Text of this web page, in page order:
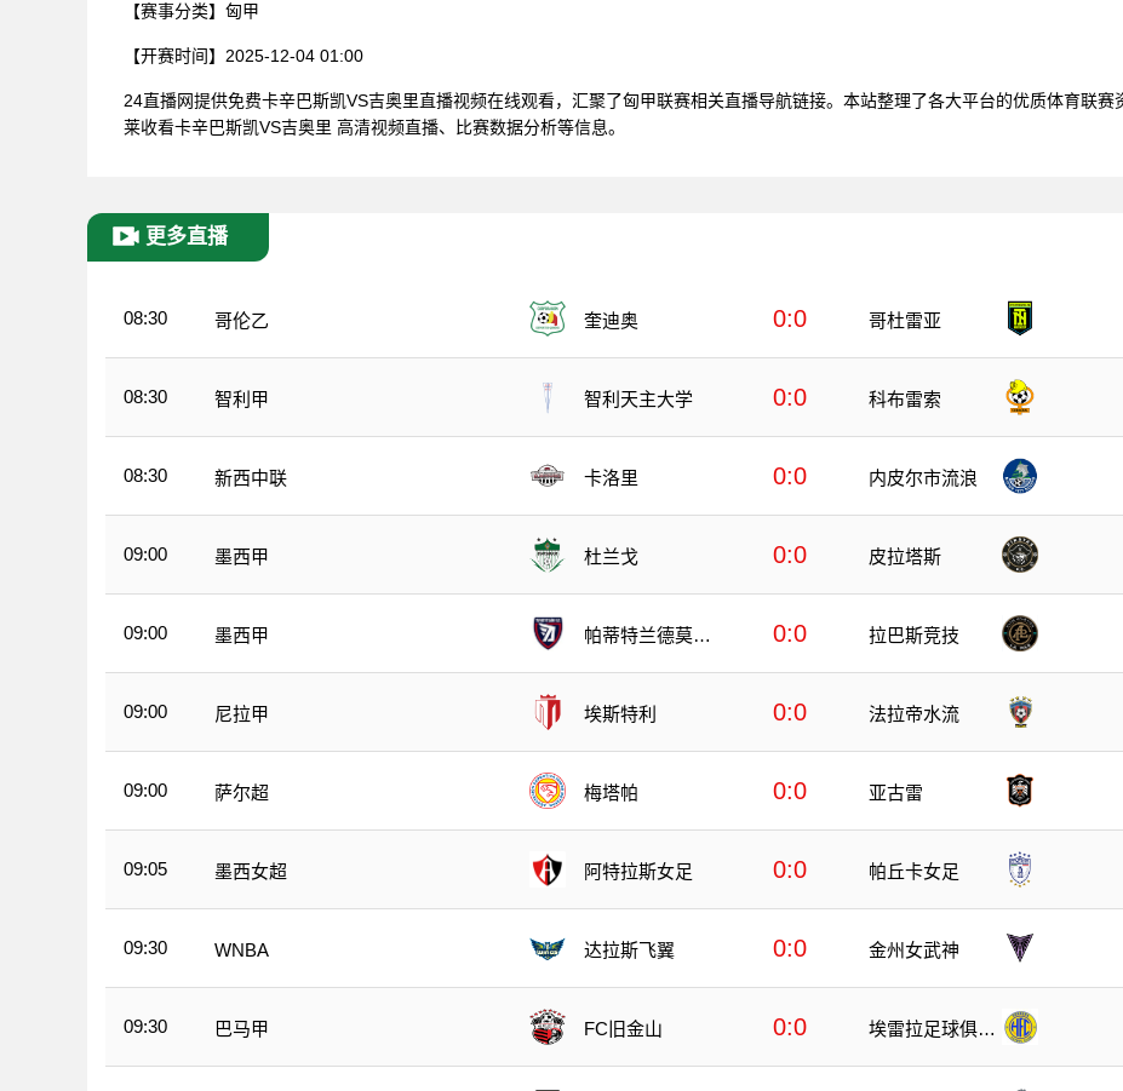
【赛事分类】 匈甲
【开赛时间】 2025-12-04 01:00
24直播网提供免费卡辛巴斯凯VS吉奥里直播视频在线观看，汇聚了匈甲联赛相关直播导航链接。本站整理了各大平台的优质体育联
莱收看卡辛巴斯凯VS吉奥里 高清视频直播、比赛数据分析等信息。
更多直播
08:30 哥伦乙 奎迪奥 0:0 哥杜雷亚
08:30 智利甲 智利天主大学 0:0 科布雷索
08:30 新西中联 卡洛里 0:0 内皮尔市流浪
09:00 墨西甲 杜兰戈 0:0 皮拉塔斯
09:00 墨西甲
帕蒂特兰德莫雷
0:0 拉巴斯竞技
09:00 尼拉甲 埃斯特利 0:0 法拉帝水流
09:00 萨尔超 梅塔帕 0:0 亚古雷
09:05 墨西女超 阿特拉斯女足 0:0 帕丘卡女足
09:30 WNBA 达拉斯飞翼 0:0 金州女武神
09:30 巴马甲 FC旧金山 0:0
埃雷拉足球俱乐